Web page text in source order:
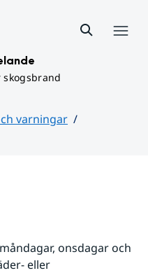
skogsbrand
varningar
onsdagar och
eller